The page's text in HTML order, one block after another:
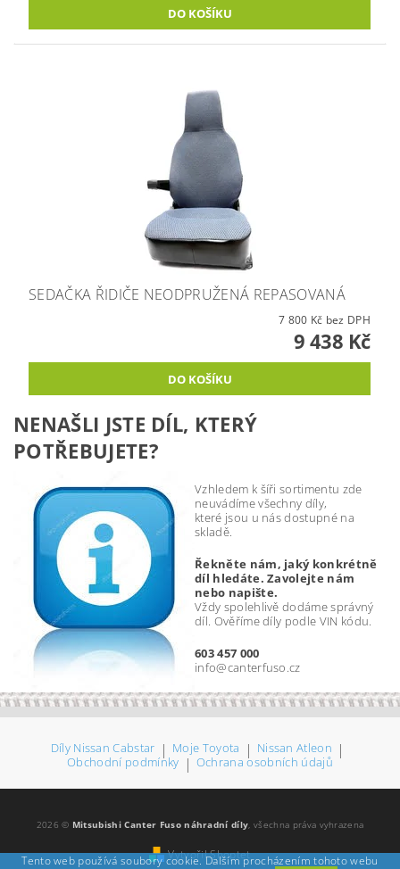
SEDAČKA ŘIDIČE NEODPRUŽENÁ REPASOVANÁ
7 800 Kč bez DPH
9 438 Kč
NENAŠLI JSTE DÍL, KTERÝ
POTŘEBUJETE?
Vzhledem k šíři sortimentu zde
neuvádíme všechny díly,
které jsou u nás dostupné na
skladě.
Řekněte nám, jaký konkrétně
díl hledáte. Zavolejte nám
nebo napište.
Vždy spolehlivě dodáme správný
díl. Ověříme díly podle VIN kódu.
603 457 000
info@canterfuso.cz
Díly Nissan Cabstar | Moje Toyota | Nissan Atleon |
Obchodní podmínky | Ochrana osobních údajů
2026 © Mitsubishi Canter Fuso náhradní díly, všechna práva vyhrazena
Vytvořil Shoptet
Tento web používá soubory cookie. Dalším procházením tohoto webu